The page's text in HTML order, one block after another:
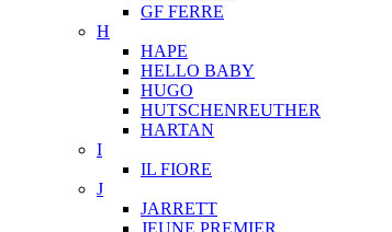
GF FERRE
H
HAPE
HELLO BABY
HUGO
HUTSCHENREUTHER
HARTAN
I
IL FIORE
J
JARRETT
JEUNE PREMIER